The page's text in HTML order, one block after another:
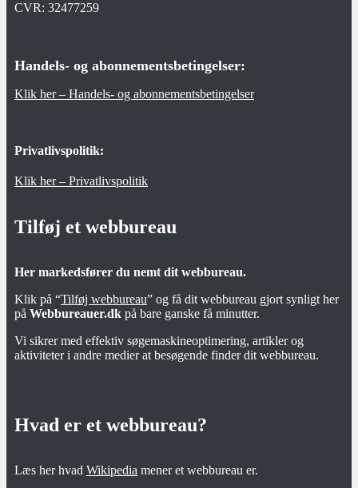
CVR: 32477259
Handels- og abonnementsbetingelser:
Klik her – Handels- og abonnementsbetingelser
Privatlivspolitik:
Klik her – Privatlivspolitik
Tilføj et webbureau
Her markedsfører du nemt dit webbureau.
Klik på “Tilføj webbureau” og få dit webbureau gjort synligt her
på Webbureauer.dk på bare ganske få minutter.
Vi sikrer med effektiv søgemaskineoptimering, artikler og
aktiviteter i andre medier at besøgende finder dit webbureau.
Hvad er et webbureau?
Læs her hvad Wikipedia mener et webbureau er.